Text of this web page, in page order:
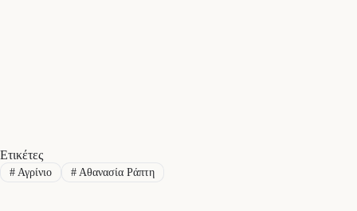
Ετικέτες
#Αγρίνιο #Αθανασία Ράπτη